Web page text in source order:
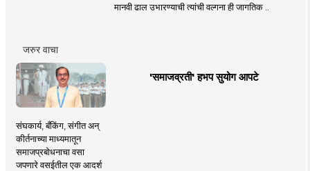
मानवी ढाल उभारण्याची त्यांची वल्गना ही जागतिक ..
जरुर वाचा
'समाजव्रती' हभप सुयोग आपटे
संघकार्य, बँकिंग, संगीत अन्
कीर्तनाच्या माध्यमातून
समाजप्रबोधनाचा वसा
जपणारे वसईतील एक आदर्श